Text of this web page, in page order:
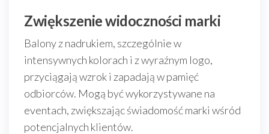
Zwiększenie widoczności marki
Balony z nadrukiem, szczególnie w
intensywnych kolorach i z wyraźnym logo,
przyciągają wzrok i zapadają w pamięć
odbiorców. Mogą być wykorzystywane na
eventach, zwiększając świadomość marki wśród
potencjalnych klientów.